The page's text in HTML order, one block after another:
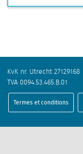
KvK nr. Utrecht 27129168
TVA 0094.53.465.B.01
Termes et conditions